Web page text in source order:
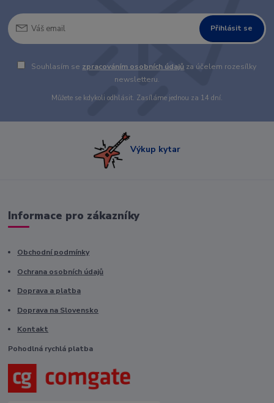
Přihlásit se
Souhlasím se zpracováním osobních údajů za účelem rozesílky
newsletteru.
Můžete se kdykoli odhlásit. Zasíláme jednou za 14 dní.
Výkup kytar
Informace pro zákazníky
Obchodní podmínky
Ochrana osobních údajů
Doprava a platba
Doprava na Slovensko
Kontakt
Pohodlná rychlá platba